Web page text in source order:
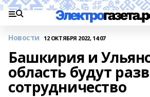
Новости 12 ОКТЯБРЯ 2022, 14:07
Башкирия и
область будут
сотрудничество